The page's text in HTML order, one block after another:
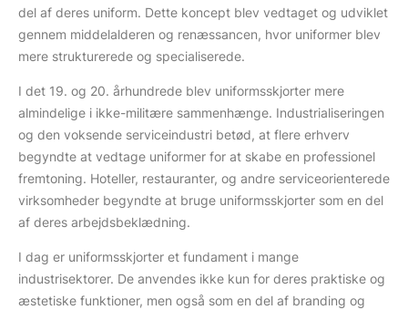
del af deres uniform. Dette koncept blev vedtaget og udviklet
gennem middelalderen og renæssancen, hvor uniformer blev
mere strukturerede og specialiserede.
I det 19. og 20. århundrede blev uniformsskjorter mere
almindelige i ikke-militære sammenhænge. Industrialiseringen
og den voksende serviceindustri betød, at flere erhverv
begyndte at vedtage uniformer for at skabe en professionel
fremtoning. Hoteller, restauranter, og andre serviceorienterede
virksomheder begyndte at bruge uniformsskjorter som en del
af deres arbejdsbeklædning.
I dag er uniformsskjorter et fundament i mange
industrisektorer. De anvendes ikke kun for deres praktiske og
æstetiske funktioner, men også som en del af branding og